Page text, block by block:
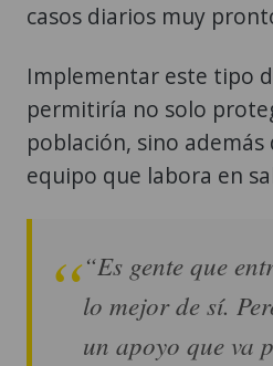
casos diarios muy
Implementar este tipo
permitiría no solo
población, sino
equipo que labora en
“Es gente que
lo mejor de sí.
un apoyo que va